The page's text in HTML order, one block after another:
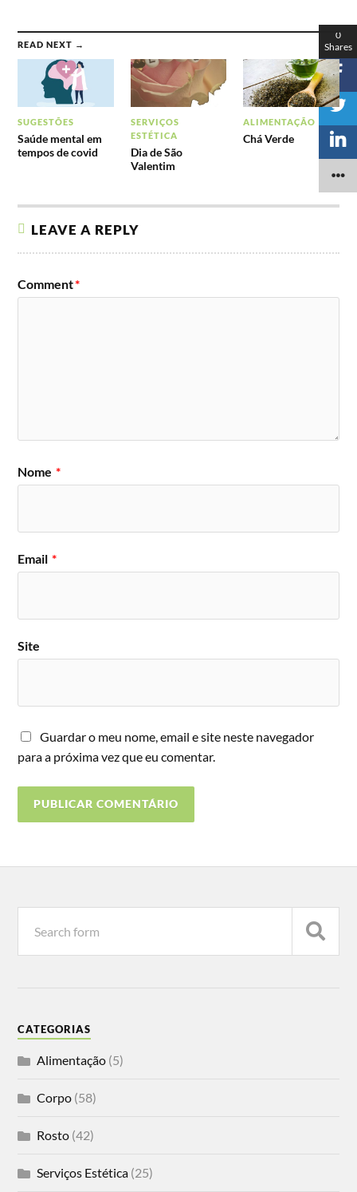
READ NEXT →
SUGESTÕES
Saúde mental em
tempos de covid
SERVIÇOS
ESTÉTICA
Dia de São
Valentim
ALIMENTAÇÃO
Chá Verde
LEAVE A REPLY
Comment*
Nome *
Email *
Site
Guardar o meu nome, email e site neste navegador
para a próxima vez que eu comentar.
CATEGORIAS
Alimentação (5)
Corpo (58)
Rosto (42)
Serviços Estética (25)
0
Shares